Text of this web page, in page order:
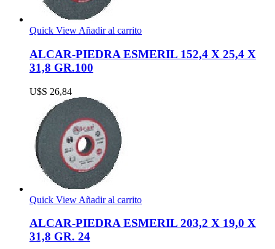
Quick View Añadir al carrito
ALCAR-PIEDRA ESMERIL 152,4 X 25,4 X
31,8 GR.100
U$S 26,84
Quick View Añadir al carrito
ALCAR-PIEDRA ESMERIL 203,2 X 19,0 X
31,8 GR. 24